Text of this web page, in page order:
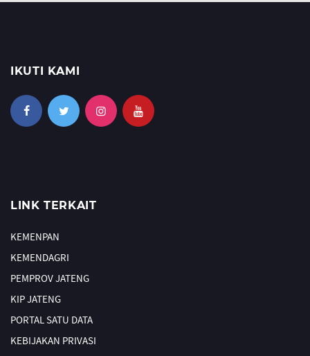
IKUTI KAMI
LINK TERKAIT
KEMENPAN
KEMENDAGRI
PEMPROV JATENG
KIP JATENG
PORTAL SATU DATA
KEBIJAKAN PRIVASI